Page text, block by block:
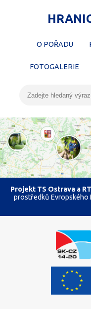
O POŘADU
FOTOGALERIE
Projekt TS Ostrava a
prostředků Evropského